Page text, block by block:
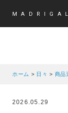
ホーム > 日々 > 商品
2026.05.29